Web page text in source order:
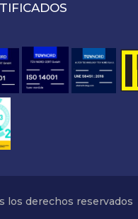
los derechos reservados